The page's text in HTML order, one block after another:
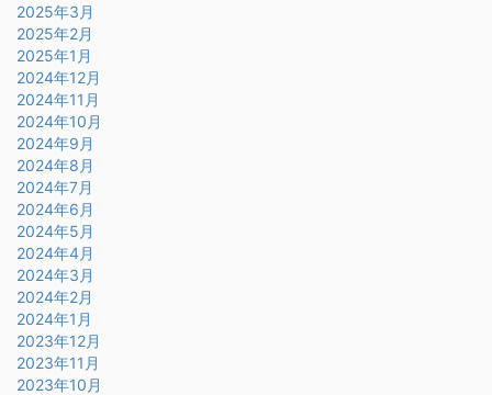
2025年3月
2025年2月
2025年1月
2024年12月
2024年11月
2024年10月
2024年9月
2024年8月
2024年7月
2024年6月
2024年5月
2024年4月
2024年3月
2024年2月
2024年1月
2023年12月
2023年11月
2023年10月